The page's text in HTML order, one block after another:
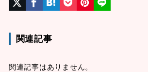
関連記事
関連記事はありません。